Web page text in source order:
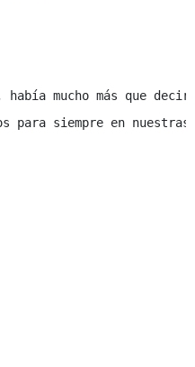
mucho más que decir
para siempre en nuestras